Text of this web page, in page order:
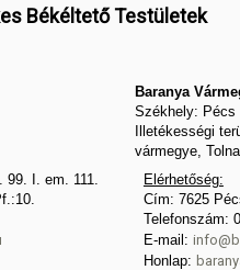
Békéltető Testületek
I. em. 111.
Baranya
Székhely: Pécs
Illetékességi
vármegye,
Elérhetőség:
Cím: 7625
Telefonszám:
E-mail:
Honlap: